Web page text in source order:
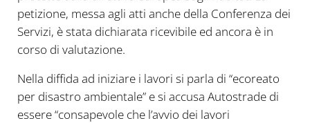
petizione, messa agli atti anche della Conferenza dei
Servizi, è stata dichiarata ricevibile ed ancora è in
corso di valutazione.
Nella diffida ad iniziare i lavori si parla di “ecoreato
per disastro ambientale” e si accusa Autostrade di
essere “consapevole che l’avvio dei lavori